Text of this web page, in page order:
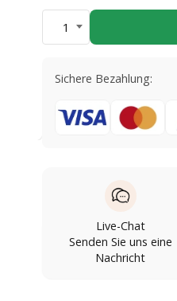
1
Sichere Bezahlung:
Live-Chat
Senden Sie uns eine
Nachricht